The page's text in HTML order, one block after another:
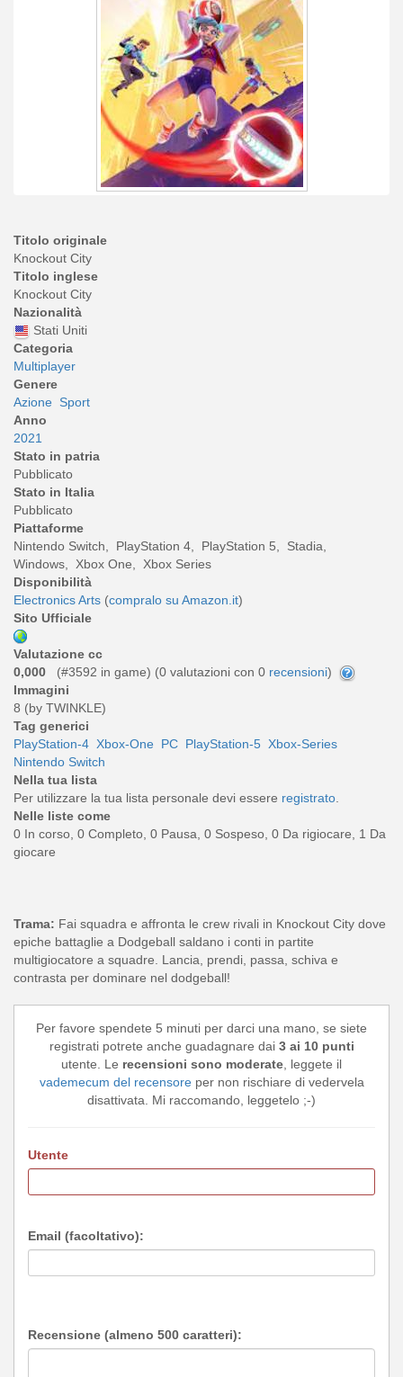
Titolo originale
Knockout City
Titolo inglese
Knockout City
Nazionalità
Stati Uniti
Categoria
Multiplayer
Genere
Azione Sport
Anno
2021
Stato in patria
Pubblicato
Stato in Italia
Pubblicato
Piattaforme
Nintendo Switch, PlayStation 4, PlayStation 5, Stadia,
Windows, Xbox One, Xbox Series
Disponibilità
Electronics Arts (compralo su Amazon.it)
Sito Ufficiale
Valutazione cc
0,000
(#3592 in game) (0 valutazioni con 0 recensioni)
Immagini
8 (by TWINKLE)
Tag generici
PlayStation-4 Xbox-One PC PlayStation-5 Xbox-Series
Nintendo Switch
Nella tua lista
Per utilizzare la tua lista personale devi essere registrato.
Nelle liste come
0 In corso, 0 Completo, 0 Pausa, 0 Sospeso, 0 Da rigiocare, 1 Da
giocare
Trama: Fai squadra e affronta le crew rivali in Knockout City dove
epiche battaglie a Dodgeball saldano i conti in partite
multigiocatore a squadre. Lancia, prendi, passa, schiva e
contrasta per dominare nel dodgeball!
Per favore spendete 5 minuti per darci una mano, se siete
registrati potrete anche guadagnare dai 3 ai 10 punti
utente. Le recensioni sono moderate, leggete il
vademecum del recensoreper non rischiare di vedervela
disattivata. Mi raccomando, leggetelo ;-)
Utente
Email (facoltativo):
Recensione (almeno 500 caratteri):